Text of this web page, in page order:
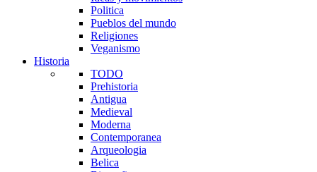
Politica
Pueblos del mundo
Religiones
Veganismo
Historia
TODO
Prehistoria
Antigua
Medieval
Moderna
Contemporanea
Arqueologia
Belica